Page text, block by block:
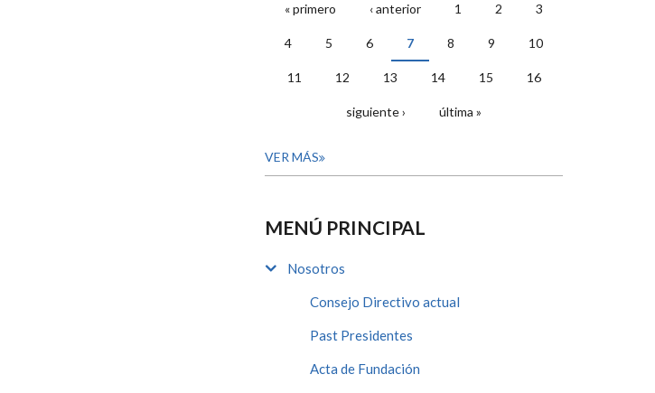
PÁGINAS
« primero ‹ anterior 1 2 3
4 5 6 7 8 9 10
11 12 13 14 15 16
siguiente › última »
VER MÁS
MENÚ PRINCIPAL
Nosotros
Consejo Directivo actual
Past Presidentes
Acta de Fundación